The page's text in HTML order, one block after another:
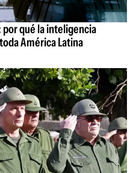
por qué la inteligencia
América Latina